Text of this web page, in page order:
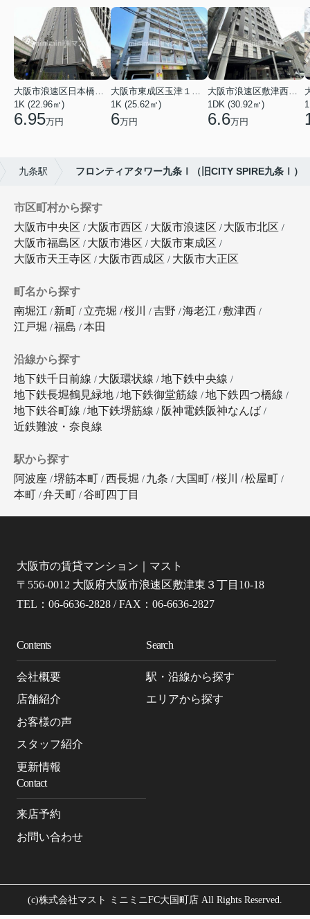
大阪市浪速区日本橋東３丁目
1K (22.96㎡)
6.95万円
大阪市東成区玉津１丁目
1K (25.62㎡)
6万円
大阪市浪速区敷津西１丁目
1DK (30.92㎡)
6.6万円
九条駅 フロンティアタワー九条Ⅰ（旧CITY SPIRE九条Ⅰ）
市区町村から探す
大阪市中央区
大阪市西区 大阪市浪速区
大阪市北区
大阪市福島区
大阪市港区
大阪市東成区
大阪市天王寺区
大阪市西成区 大阪市大正区
町名から探す
南堀江
新町 立売堀 桜川 吉野 海老江
敷津西
江戸堀
福島 本田
沿線から探す
地下鉄千日前線
大阪環状線 地下鉄中央線
地下鉄長堀鶴見緑地
地下鉄御堂筋線 地下鉄四つ橋線
地下鉄谷町線
地下鉄堺筋線 阪神電鉄阪神なんば
近鉄難波・奈良線
駅から探す
阿波座
堺筋本町 西長堀 九条 大国町 桜川
松屋町
本町
弁天町 谷町四丁目
大阪市の賃貸マンション｜マスト
〒556-0012 大阪府大阪市浪速区敷津東３丁目10-18
TEL：06-6636-2828 / FAX：06-6636-2827
Contents
会社概要
店舗紹介
お客様の声
スタッフ紹介
更新情報
Search
駅・沿線から探す
エリアから探す
Contact
来店予約
お問い合わせ
(c)株式会社マスト ミニミニFC大国町店 All Rights Reserved.